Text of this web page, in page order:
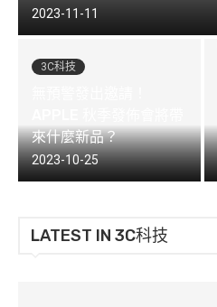
2023-11-11
3C科技
來什麼新品？
2023-10-25
LATEST IN 3C科技